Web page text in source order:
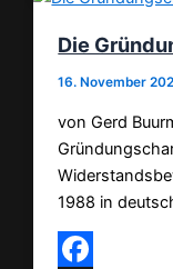
Die
16. November
von Gerd
1988 in